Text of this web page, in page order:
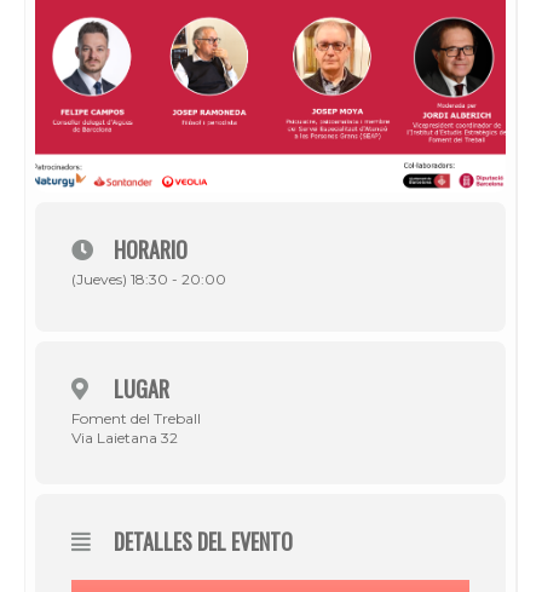
HORARIO
(Jueves) 18:30 - 20:00
LUGAR
Foment del Treball
Via Laietana 32
DETALLES DEL EVENTO